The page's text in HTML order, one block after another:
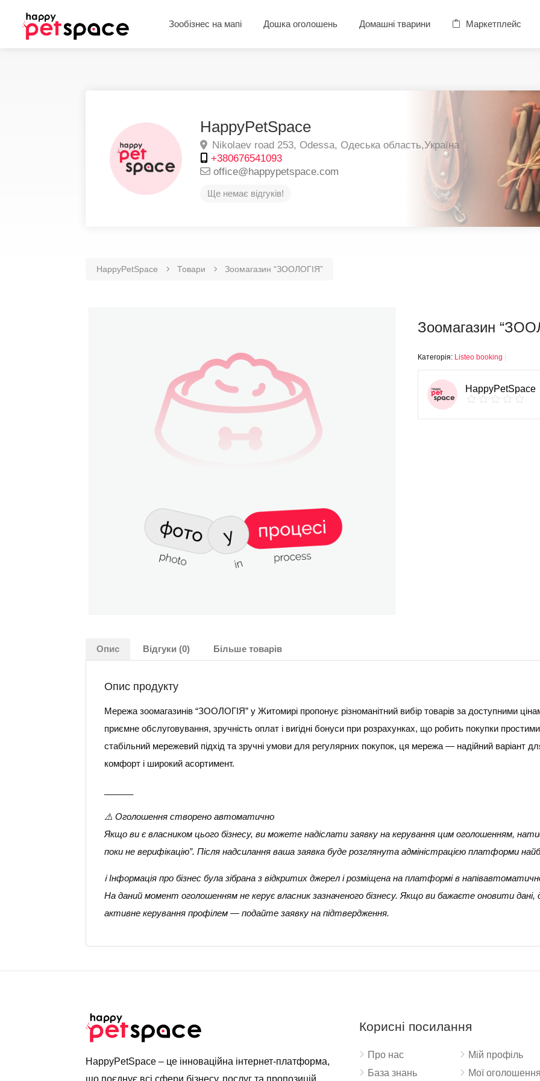
Зообізнес на мапі Дошка оголошень Домашні тварини Маркетплейс
HappyPetSpace
Nikolaev road 253, Odessa, Одеська область,Україна
+380676541093
office@happypetspace.com
Ще немає відгуків!
HappyPetSpace Товари Зоомагазин “ЗООЛОГІЯ”
Зоомагазин
Категорія: Listeo booking
HappyPetSpace
Опис Відгуки (0) Більше товарів
Опис продукту
Мережа зоомагазинів “ЗООЛОГІЯ” у Житомирі пропонує різноманітний вибір товарів за доступними
приємне обслуговування, зручність оплат і вигідні бонуси при розрахунках, що робить покупки
стабільний мережевий підхід та зручні умови для регулярних покупок, ця мережа — надійний варіант
комфорт і широкий асортимент.
⚠️ Оголошення створено автоматично
Якщо ви є власником цього бізнесу, ви можете надіслати заявку на керування цим оголошенням,
поки не верифікацію”. Після надсилання ваша заявка буде розглянута адміністрацією платформи
ℹ️ Інформація про бізнес була зібрана з відкритих джерел і розміщена на платформі в
На даний момент оголошенням не керує власник зазначеного бізнесу. Якщо ви бажаєте оновити
активне керування профілем — подайте заявку на підтвердження.
HappyPetSpace – це інноваційна інтернет-платформа,
що поєднує всі сфери бізнесу, послуг та пропозицій,
Корисні посилання
Про нас
База знань
Мій профіль
Мої оголошення